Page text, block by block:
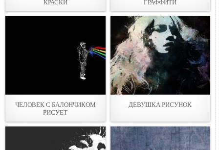
КРАСКИ
ГРАФФИТИ
ЧЕЛОВЕК С БАЛОНЧИКОМ
РИСУЕТ
ДЕВУШКА РИСУНОК